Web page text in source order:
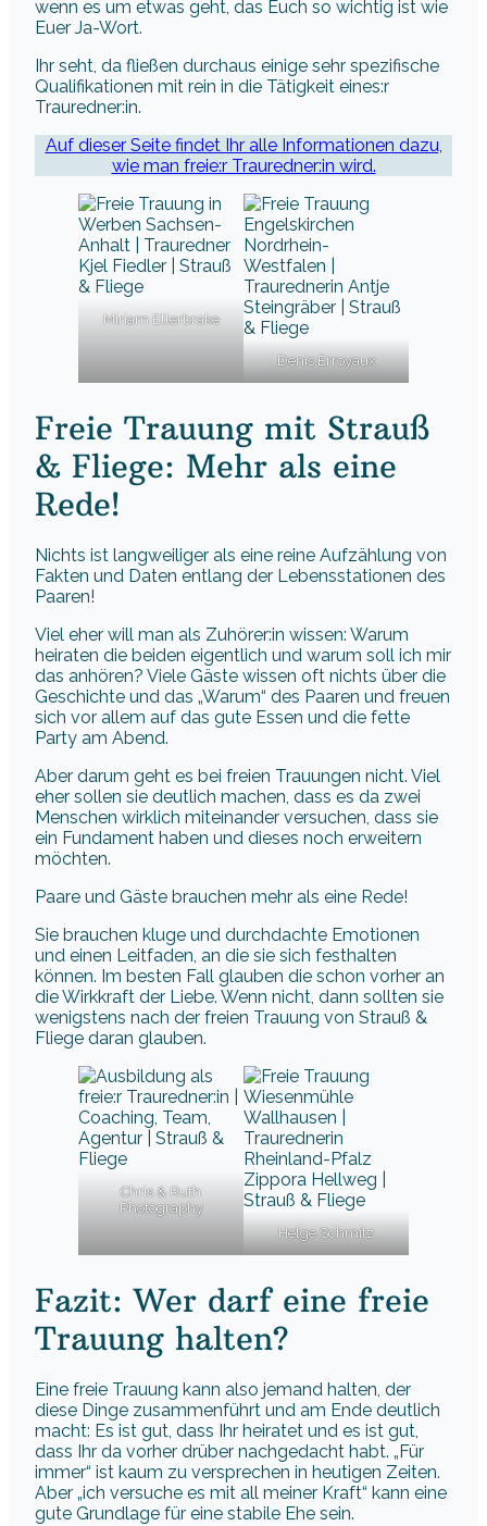
wenn es um etwas geht, das Euch so wichtig ist wie
Euer Ja-Wort.
Ihr seht, da fließen durchaus einige sehr spezifische
Qualifikationen mit rein in die Tätigkeit eines:r
Trauredner:in.
Auf dieser Seite findet Ihr alle Informationen dazu,
wie man freie:r Trauredner:in wird.
Miriam Ellerbrake
Denis Erroyaux
Freie Trauung mit Strauß
& Fliege: Mehr als eine
Rede!
Nichts ist langweiliger als eine reine Aufzählung von
Fakten und Daten entlang der Lebensstationen des
Paaren!
Viel eher will man als Zuhörer:in wissen: Warum
heiraten die beiden eigentlich und warum soll ich mir
das anhören? Viele Gäste wissen oft nichts über die
Geschichte und das „Warum“ des Paaren und freuen
sich vor allem auf das gute Essen und die fette
Party am Abend.
Aber darum geht es bei freien Trauungen nicht. Viel
eher sollen sie deutlich machen, dass es da zwei
Menschen wirklich miteinander versuchen, dass sie
ein Fundament haben und dieses noch erweitern
möchten.
Paare und Gäste brauchen mehr als eine Rede!
Sie brauchen kluge und durchdachte Emotionen
und einen Leitfaden, an die sie sich festhalten
können. Im besten Fall glauben die schon vorher an
die Wirkkraft der Liebe. Wenn nicht, dann sollten sie
wenigstens nach der freien Trauung von Strauß &
Fliege daran glauben.
Chris & Ruth
Photography
Helge Schmitz
Fazit: Wer darf eine freie
Trauung halten?
Eine freie Trauung kann also jemand halten, der
diese Dinge zusammenführt und am Ende deutlich
macht: Es ist gut, dass Ihr heiratet und es ist gut,
dass Ihr da vorher drüber nachgedacht habt. „Für
immer“ ist kaum zu versprechen in heutigen Zeiten.
Aber „ich versuche es mit all meiner Kraft“ kann eine
gute Grundlage für eine stabile Ehe sein.